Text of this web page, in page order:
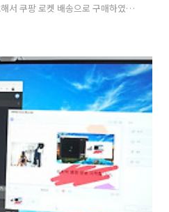
서 쿠팡 로켓 배송으로 구매하였습
대 셀카봉은 고무가 빠지고 밟아서
템을 꼽으라면, 바로 슈피겐의 삼각
혼자 여행을 다니는 분들이나 스마
특히 더 셀카봉의 필요성을 누구
로 남기기 위해서는 믿을 수 있는
여행을 하면서 슈피겐 셀카봉 삼각